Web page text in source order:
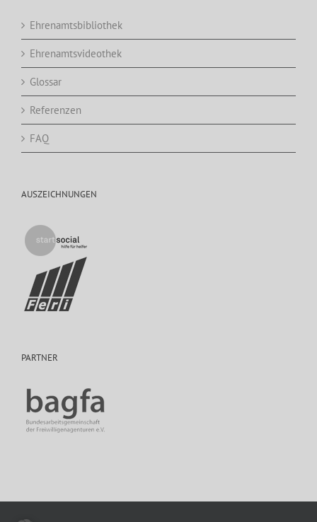
Ehrenamtsbibliothek
Ehrenamtsvideothek
Glossar
Referenzen
FAQ
AUSZEICHNUNGEN
PARTNER